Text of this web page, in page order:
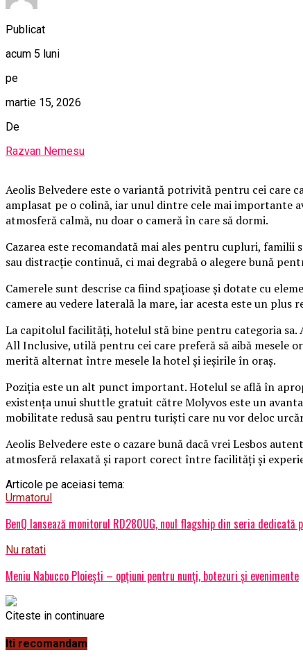
Publicat
acum 5 luni
pe
martie 15, 2026
De
Razvan Nemesu
Aeolis Belvedere este o variantă potrivită pentru cei care
amplasat pe o colină, iar unul dintre cele mai importante
atmosferă calmă, nu doar o cameră în care să dormi.
Cazarea este recomandată mai ales pentru cupluri,
sau distracție continuă, ci mai degrabă o alegere bună
Camerele sunt descrise ca fiind spațioase și dotate cu
camere au vedere laterală la mare, iar acesta este un plus
La capitolul facilități, hotelul stă bine pentru categoria sa.
All Inclusive, utilă pentru cei care preferă să aibă mesele
merită alternat între mesele la hotel și ieșirile în oraș.
Poziția este un alt punct important. Hotelul se află în
existența unui shuttle gratuit către Molyvos este un
mobilitate redusă sau pentru turiști care nu vor deloc
Aeolis Belvedere este o cazare bună dacă vrei Lesbos
atmosferă relaxată și raport corect între facilități și
Articole pe aceiasi tema:
Urmatorul
BenQ lansează monitorul RD280UG, noul flagship din seria
Nu ratati
Meniu Nabucco Ploiești – opțiuni pentru nunți, botezuri și evenimente
Citeste in continuare
Iti recomandam